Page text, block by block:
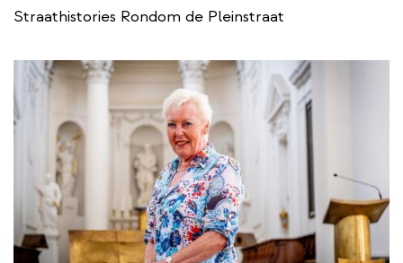
Straathistories Rondom de Pleinstraat